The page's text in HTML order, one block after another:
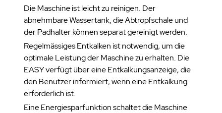
Die Maschine ist leicht zu reinigen. Der
abnehmbare Wassertank, die Abtropfschale und
der Padhalter können separat gereinigt werden.
Regelmässiges Entkalken ist notwendig, um die
optimale Leistung der Maschine zu erhalten. Die
EASY verfügt über eine Entkalkungsanzeige, die
den Benutzer informiert, wenn eine Entkalkung
erforderlich ist.
Eine Energiesparfunktion schaltet die Maschine